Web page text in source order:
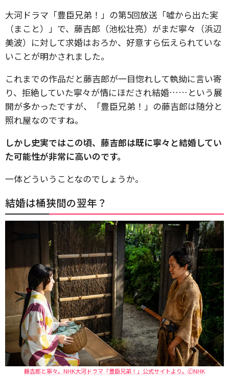
大河ドラマ「豊臣兄弟！」の第5回放送「嘘から出た実
（まこと）」で、藤吉郎（池松壮亮）がまだ寧々（浜辺
美波）に対して求婚はおろか、好意すら伝えられていな
いことが明かされました。
これまでの作品だと藤吉郎が一目惚れして執拗に言い寄
り、拒絶していた寧々が情にほだされ結婚……という展
開が多かったですが、「豊臣兄弟！」の藤吉郎は随分と
照れ屋なのですね。
しかし史実ではこの頃、藤吉郎は既に寧々と結婚してい
た可能性が非常に高いのです。
一体どういうことなのでしょうか。
結婚は桶狭間の翌年？
藤吉郎と寧々。NHK大河ドラマ「豊臣兄弟！」公式サイトより。🄫NHK